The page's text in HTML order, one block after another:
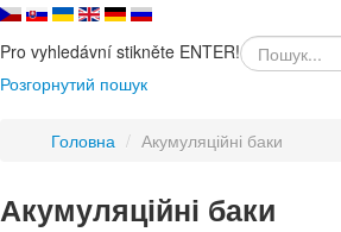
Pro vyhledávní stikněte ENTER!
Розгорнутий пошук
Головна / Акумуляційні баки
Акумуляційні баки